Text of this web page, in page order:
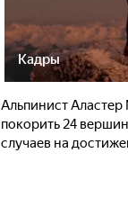
Кадры
Альпинист
покорить 24
случаев на